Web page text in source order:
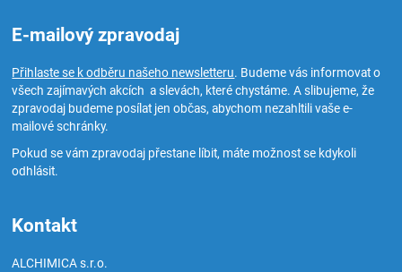
E-mailový zpravodaj
Přihlaste se k odběru našeho newsletteru. Budeme vás informovat o
všech zajímavých akcích a slevách, které chystáme. A slibujeme, že
zpravodaj budeme posílat jen občas, abychom nezahltili vaše e-
mailové schránky.
Pokud se vám zpravodaj přestane líbit, máte možnost se kdykoli
odhlásit.
Kontakt
ALCHIMICA s.r.o.